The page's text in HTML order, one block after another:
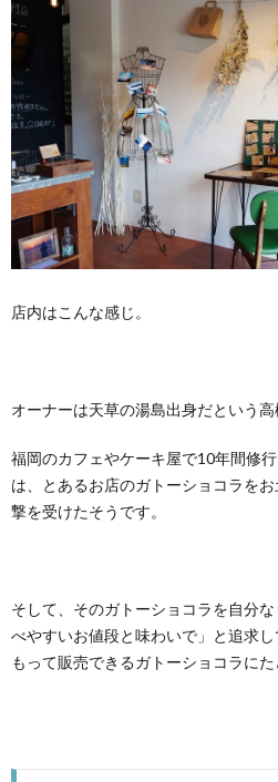
店内はこんな感じ。
オーナーは天草の湯島出身だという高
福岡のカフェやケーキ屋で10年間修
は、とあるお店のガトーショコラを
撃を受けたそうです。
そして、そのガトーショコラを自分
べやすいお値段と味わいで」と追求
もって販売できるガトーショコラにた